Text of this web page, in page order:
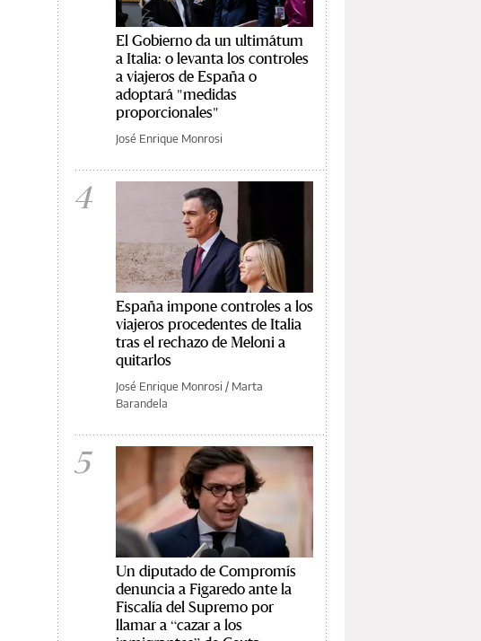
El Gobierno da un ultimátum
a Italia: o levanta los controles
a viajeros de España o
adoptará "medidas
proporcionales"
José Enrique Monrosi
4
España impone controles a los
viajeros procedentes de Italia
tras el rechazo de Meloni a
quitarlos
José Enrique Monrosi / Marta
Barandela
5
Un diputado de Compromís
denuncia a Figaredo ante la
Fiscalía del Supremo por
llamar a “cazar a los